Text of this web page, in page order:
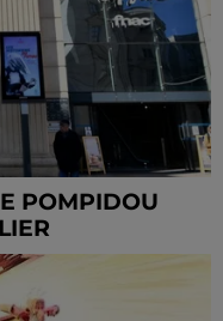
POMPIDOU